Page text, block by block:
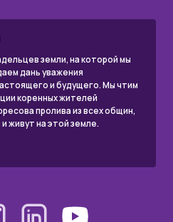
земли, на которой мы
дань уважения
и будущего. Мы чтим
коренных жителей
пролива из всех общин,
живут на этой земле.